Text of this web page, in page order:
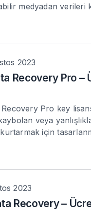
medyadan
2023
Recovery Pro –
Recovery Pro key
veya
için
2023
Recovery –